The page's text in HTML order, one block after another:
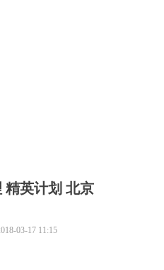
精英计划 北京
03-17 11:15